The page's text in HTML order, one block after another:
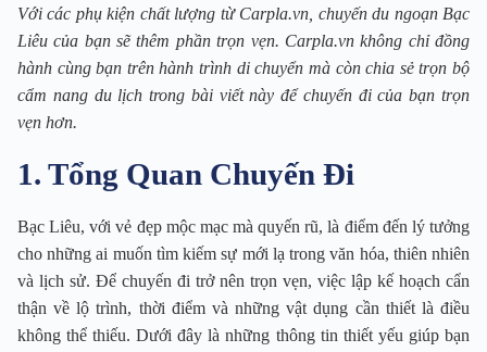
Với các phụ kiện chất lượng từ Carpla.vn, chuyến du ngoạn Bạc
Liêu của bạn sẽ thêm phần trọn vẹn. Carpla.vn không chỉ đồng
hành cùng bạn trên hành trình di chuyển mà còn chia sẻ trọn bộ
cẩm nang du lịch trong bài viết này để chuyến đi của bạn trọn
vẹn hơn.
1. Tổng Quan Chuyến Đi
Bạc Liêu, với vẻ đẹp mộc mạc mà quyến rũ, là điểm đến lý tưởng
cho những ai muốn tìm kiếm sự mới lạ trong văn hóa, thiên nhiên
và lịch sử. Để chuyến đi trở nên trọn vẹn, việc lập kế hoạch cẩn
thận về lộ trình, thời điểm và những vật dụng cần thiết là điều
không thể thiếu. Dưới đây là những thông tin thiết yếu giúp bạn